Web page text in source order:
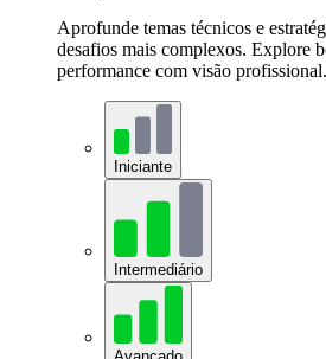
Aprofunde temas técnicos e
desafios mais complexos. Explore
performance com visão profissional.
Iniciante
Intermediário